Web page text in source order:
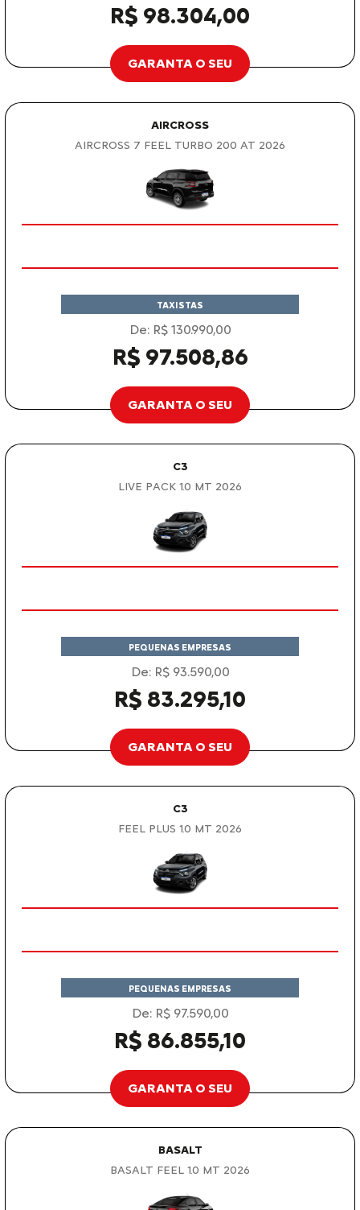
R$ 98.304,00
GARANTA O SEU
AIRCROSS
AIRCROSS 7 FEEL TURBO 200 AT 2026
TAXISTAS
De: R$ 130.990,00
R$ 97.508,86
GARANTA O SEU
C3
LIVE PACK 1.0 MT 2026
PEQUENAS EMPRESAS
De: R$ 93.590,00
R$ 83.295,10
GARANTA O SEU
C3
FEEL PLUS 1.0 MT 2026
PEQUENAS EMPRESAS
De: R$ 97.590,00
R$ 86.855,10
GARANTA O SEU
BASALT
BASALT FEEL 1.0 MT 2026